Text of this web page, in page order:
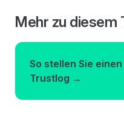
Mehr zu diesem
So stellen Sie
Trustlog →